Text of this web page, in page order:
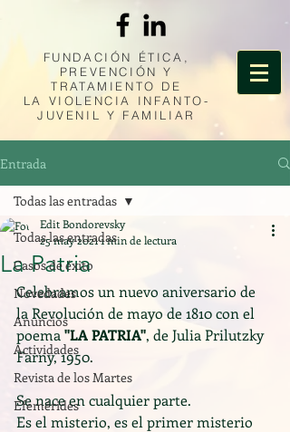
FUNDACIÓN ÉTICA,
PREVENCIÓN Y
TRATAMIENTO DE
LA VIOLENCIA INFANTO-
JUVENIL Y FAMILIAR
Entrada
Todas las entradas
Casos de éxito
Novedades
Anuncios
Actividades
Revista de los Martes
Efemérides
Todas las entradas
La Patria
Edit Bondorevsky
25 may 20211 min de lectura
Celebramos un nuevo aniversario de
la Revolución de mayo de 1810 con el
poema "LA PATRIA", de Julia Prilutzky
Farny, 1950.
Se nace en cualquier parte.
Es el misterio, es el primer misterio